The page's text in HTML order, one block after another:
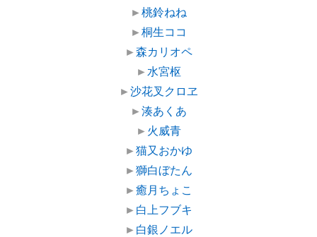
►桃鈴ねね
►桐生ココ
►森カリオペ
► 水宮枢
►沙花叉クロヱ
►湊あくあ
► 火威青
►猫又おかゆ
►獅白ぼたん
►癒月ちょこ
► 白上フブキ
► 白銀ノエル